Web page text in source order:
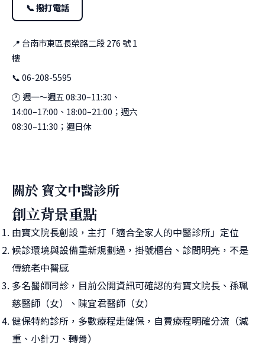
📞 撥打電話
📍 台南市東區長榮路二段 276 號 1
樓
📞 06-208-5595
🕐 週一～週五 08:30–11:30、
14:00–17:00、18:00–21:00；週六
08:30–11:30；週日休
關於 寳文中醫診所
創立背景重點
由寶文院長創設，主打「適合全家人的中醫診所」定位
候診環境與設備重新規劃過，掛號櫃台、診間明亮，不是
傳統老中醫感
多名醫師同診，目前公開資訊可確認的有寶文院長、孫珮
慈醫師（女）、陳宜君醫師（女）
健保特約診所，多數療程走健保，自費療程明確分流（減
重、小針刀、轉骨）